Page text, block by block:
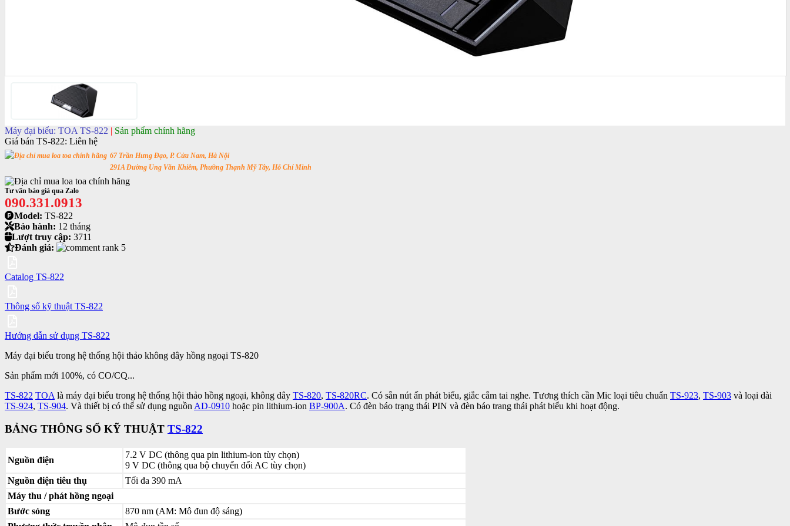
Máy đại biểu: TOA TS-822 | Sản phẩm chính hãng
Giá bán TS-822: Liên hệ
67 Trần Hưng Đạo, P. Cửa Nam, Hà Nội
291A Đường Ung Văn Khiêm, Phường Thạnh Mỹ Tây, Hỗ Chí Minh
Tư vấn báo giá qua Zalo
090.331.0913
Model: TS-822
Bảo hành: 12 tháng
Lượt truy cập: 3711
Đánh giá:
Catalog TS-822
Thông số kỹ thuật TS-822
Hướng dẫn sử dụng TS-822
Máy đại biểu trong hệ thống hội thảo không dây hồng ngoại TS-820
Sản phẩm mới 100%, có CO/CQ...
TS-822 TOA là máy đại biểu trong hệ thống hội thảo hồng ngoại, không dây TS-820, TS-820RC. Có sẵn nút ấn phát biểu, giắc cắm tai nghe. Tương thích cần Mic loại tiêu chuẩn TS-923, TS-903 và loại dài
TS-924, TS-904. Và thiết bị có thể sử dụng nguồn AD-0910 hoặc pin lithium-ion BP-900A. Có đèn báo trạng thái PIN và đèn báo trang thái phát biểu khi hoạt động.
BẢNG THÔNG SỐ KỸ THUẬT TS-822
Nguồn điện
7.2 V DC (thông qua pin lithium-ion tùy chọn)
9 V DC (thông qua bộ chuyển đổi AC tùy chọn)
Nguồn điện tiêu thụ
Tối đa 390 mA
Máy thu / phát hồng ngoại
Bước sóng
870 nm (AM: Mô đun độ sáng)